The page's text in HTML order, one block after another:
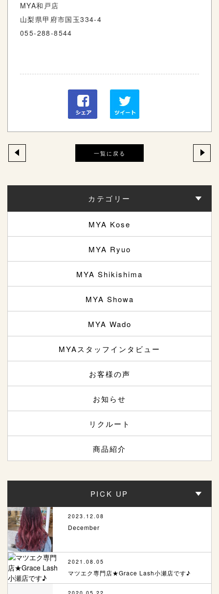
MYA和戸店
山梨県甲府市国玉334-4
055-288-8544
一覧に戻る
カテゴリー
MYA Kose
MYA Ryuo
MYA Shikishima
MYA Showa
MYA Wado
MYAスタッフインタビュー
お客様の声
お知らせ
リクルート
商品紹介
PICK UP
2023.12.08
December
2021.08.05
マツエク専門店★Grace Lash小瀬店です♪